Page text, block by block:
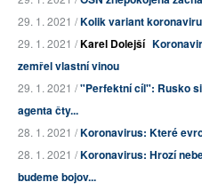
29. 1. 2021 /Kolik variant
29. 1. 2021 /Karel Dolejší
zemřel vlastní vinou
29. 1. 2021 /"Perfektní cíl": Rusko
agenta čty...
28. 1. 2021 /Koronavirus: Které
28. 1. 2021 /Koronavirus: Hrozí
budeme bojov...